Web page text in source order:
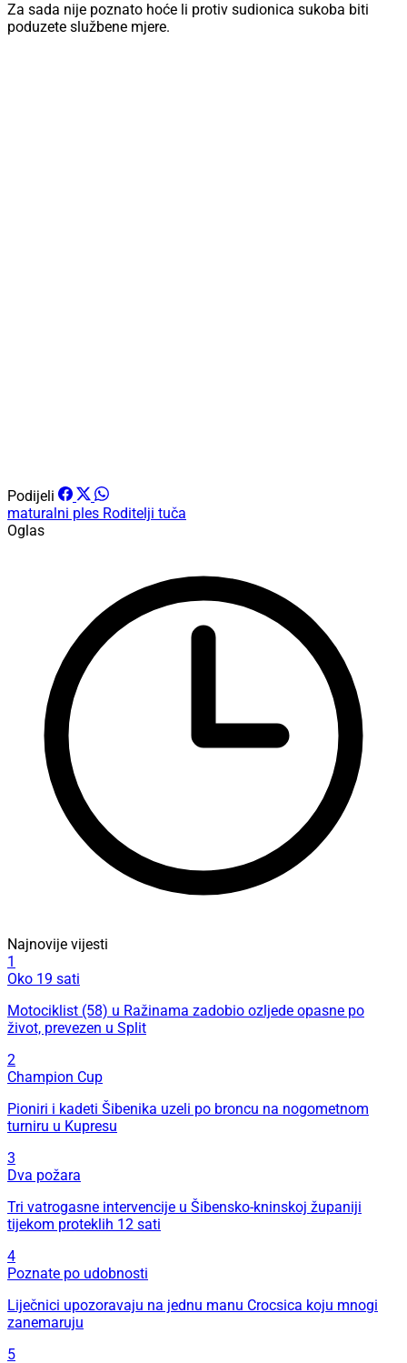
Za sada nije poznato hoće li protiv sudionica sukoba biti
poduzete službene mjere.
Podijeli
maturalni ples Roditelji tuča
Oglas
Najnovije vijesti
1
Oko 19 sati
Motociklist (58) u Ražinama zadobio ozljede opasne po
život, prevezen u Split
2
Champion Cup
Pioniri i kadeti Šibenika uzeli po broncu na nogometnom
turniru u Kupresu
3
Dva požara
Tri vatrogasne intervencije u Šibensko-kninskoj županiji
tijekom proteklih 12 sati
4
Poznate po udobnosti
Liječnici upozoravaju na jednu manu Crocsica koju mnogi
zanemaruju
5